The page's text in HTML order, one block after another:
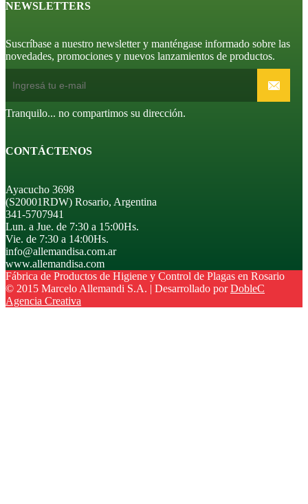
NEWSLETTERS
Suscríbase a nuestro newsletter y manténgase informado sobre las
novedades, promociones y nuevos lanzamientos de productos.
Tranquilo... no compartimos su dirección.
CONTÁCTENOS
Ayacucho 3698
(S20001RDW) Rosario, Argentina
341-5707941
Lun. a Jue. de 7:30 a 15:00Hs.
Vie. de 7:30 a 14:00Hs.
info@allemandisa.com.ar
www.allemandisa.com
Fábrica de Productos de Higiene y Control de Plagas en Rosario
© 2015 Marcelo Allemandi S.A. | Desarrollado porDobleC
Agencia Creativa